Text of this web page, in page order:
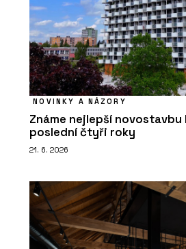
NOVINKY A NÁZORY
Známe nejlepší novostavbu
poslední čtyři roky
21. 6. 2026